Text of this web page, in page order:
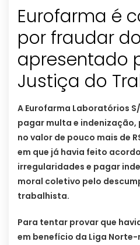
Eurofarma é
por fraudar
apresentado
Justiça do
A Eurofarma Laboratórios
pagar multa e
no valor de pouco mais de
em que já havia feito
irregularidades e pagar
moral coletivo pelo
trabalhista.
Para tentar provar que
em benefício da Liga